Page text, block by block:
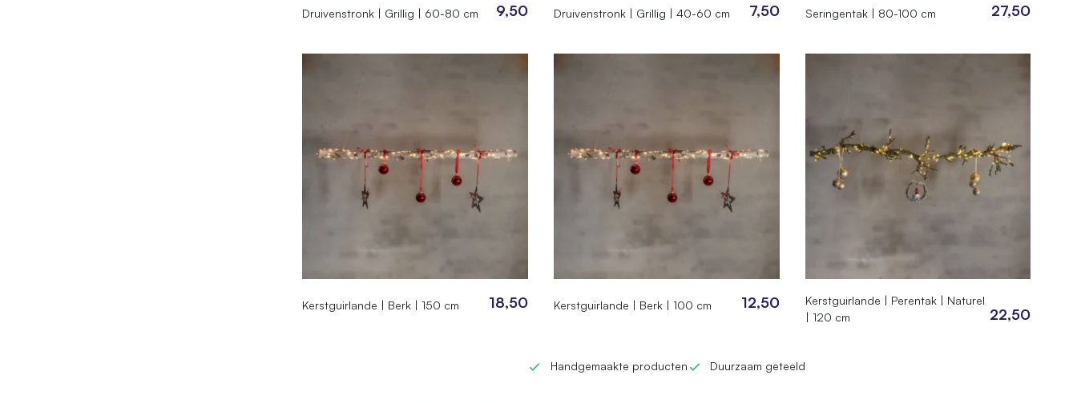
Druivenstronk | Grillig | 60-80 cm 9,50 Druivenstronk | Grillig | 40-60 cm 7,50 Seringentak | 80-100 cm 27,50
Kerstguirlande | Berk | 150 cm 18,50 Kerstguirlande | Berk | 100 cm 12,50
Kerstguirlande | Perentak | Naturel
| 120 cm
22,50
Handgemaakte producten Duurzaam geteeld